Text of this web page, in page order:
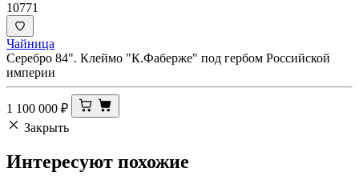
10771
Чайница
Серебро 84". Клеймо "К.Фаберже" под гербом Российской
империи
1 100 000 ₽
Закрыть
Интересуют похожие